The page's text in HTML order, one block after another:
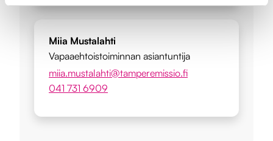
Miia Mustalahti
Vapaaehtoistoiminnan asiantuntija
miia.mustalahti@tamperemissio.fi
041 731 6909